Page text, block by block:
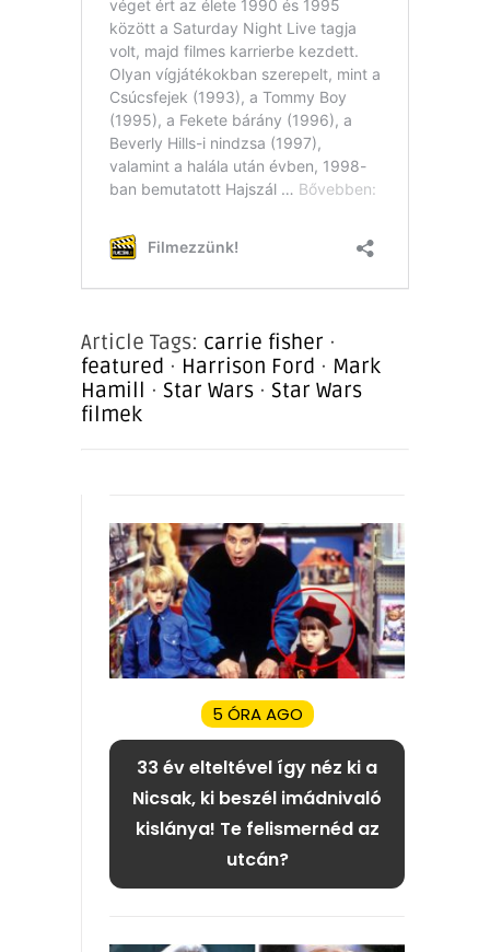
Article Tags: carrie fisher ·
featured · Harrison Ford · Mark
Hamill · Star Wars · Star Wars
filmek
5 ÓRA AGO
33 év elteltével így néz ki a
Nicsak, ki beszél imádnivaló
kislánya! Te felismernéd az
utcán?